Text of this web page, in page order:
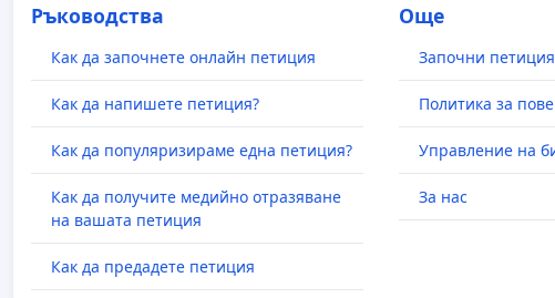
Ръководства
Как да започнете онлайн петиция
Как да напишете петиция?
Как да популяризираме една петиция?
Как да получите медийно отразяване
на вашата петиция
Как да предадете петиция
Още
Започни петиция
Политика за
Управление на
За нас